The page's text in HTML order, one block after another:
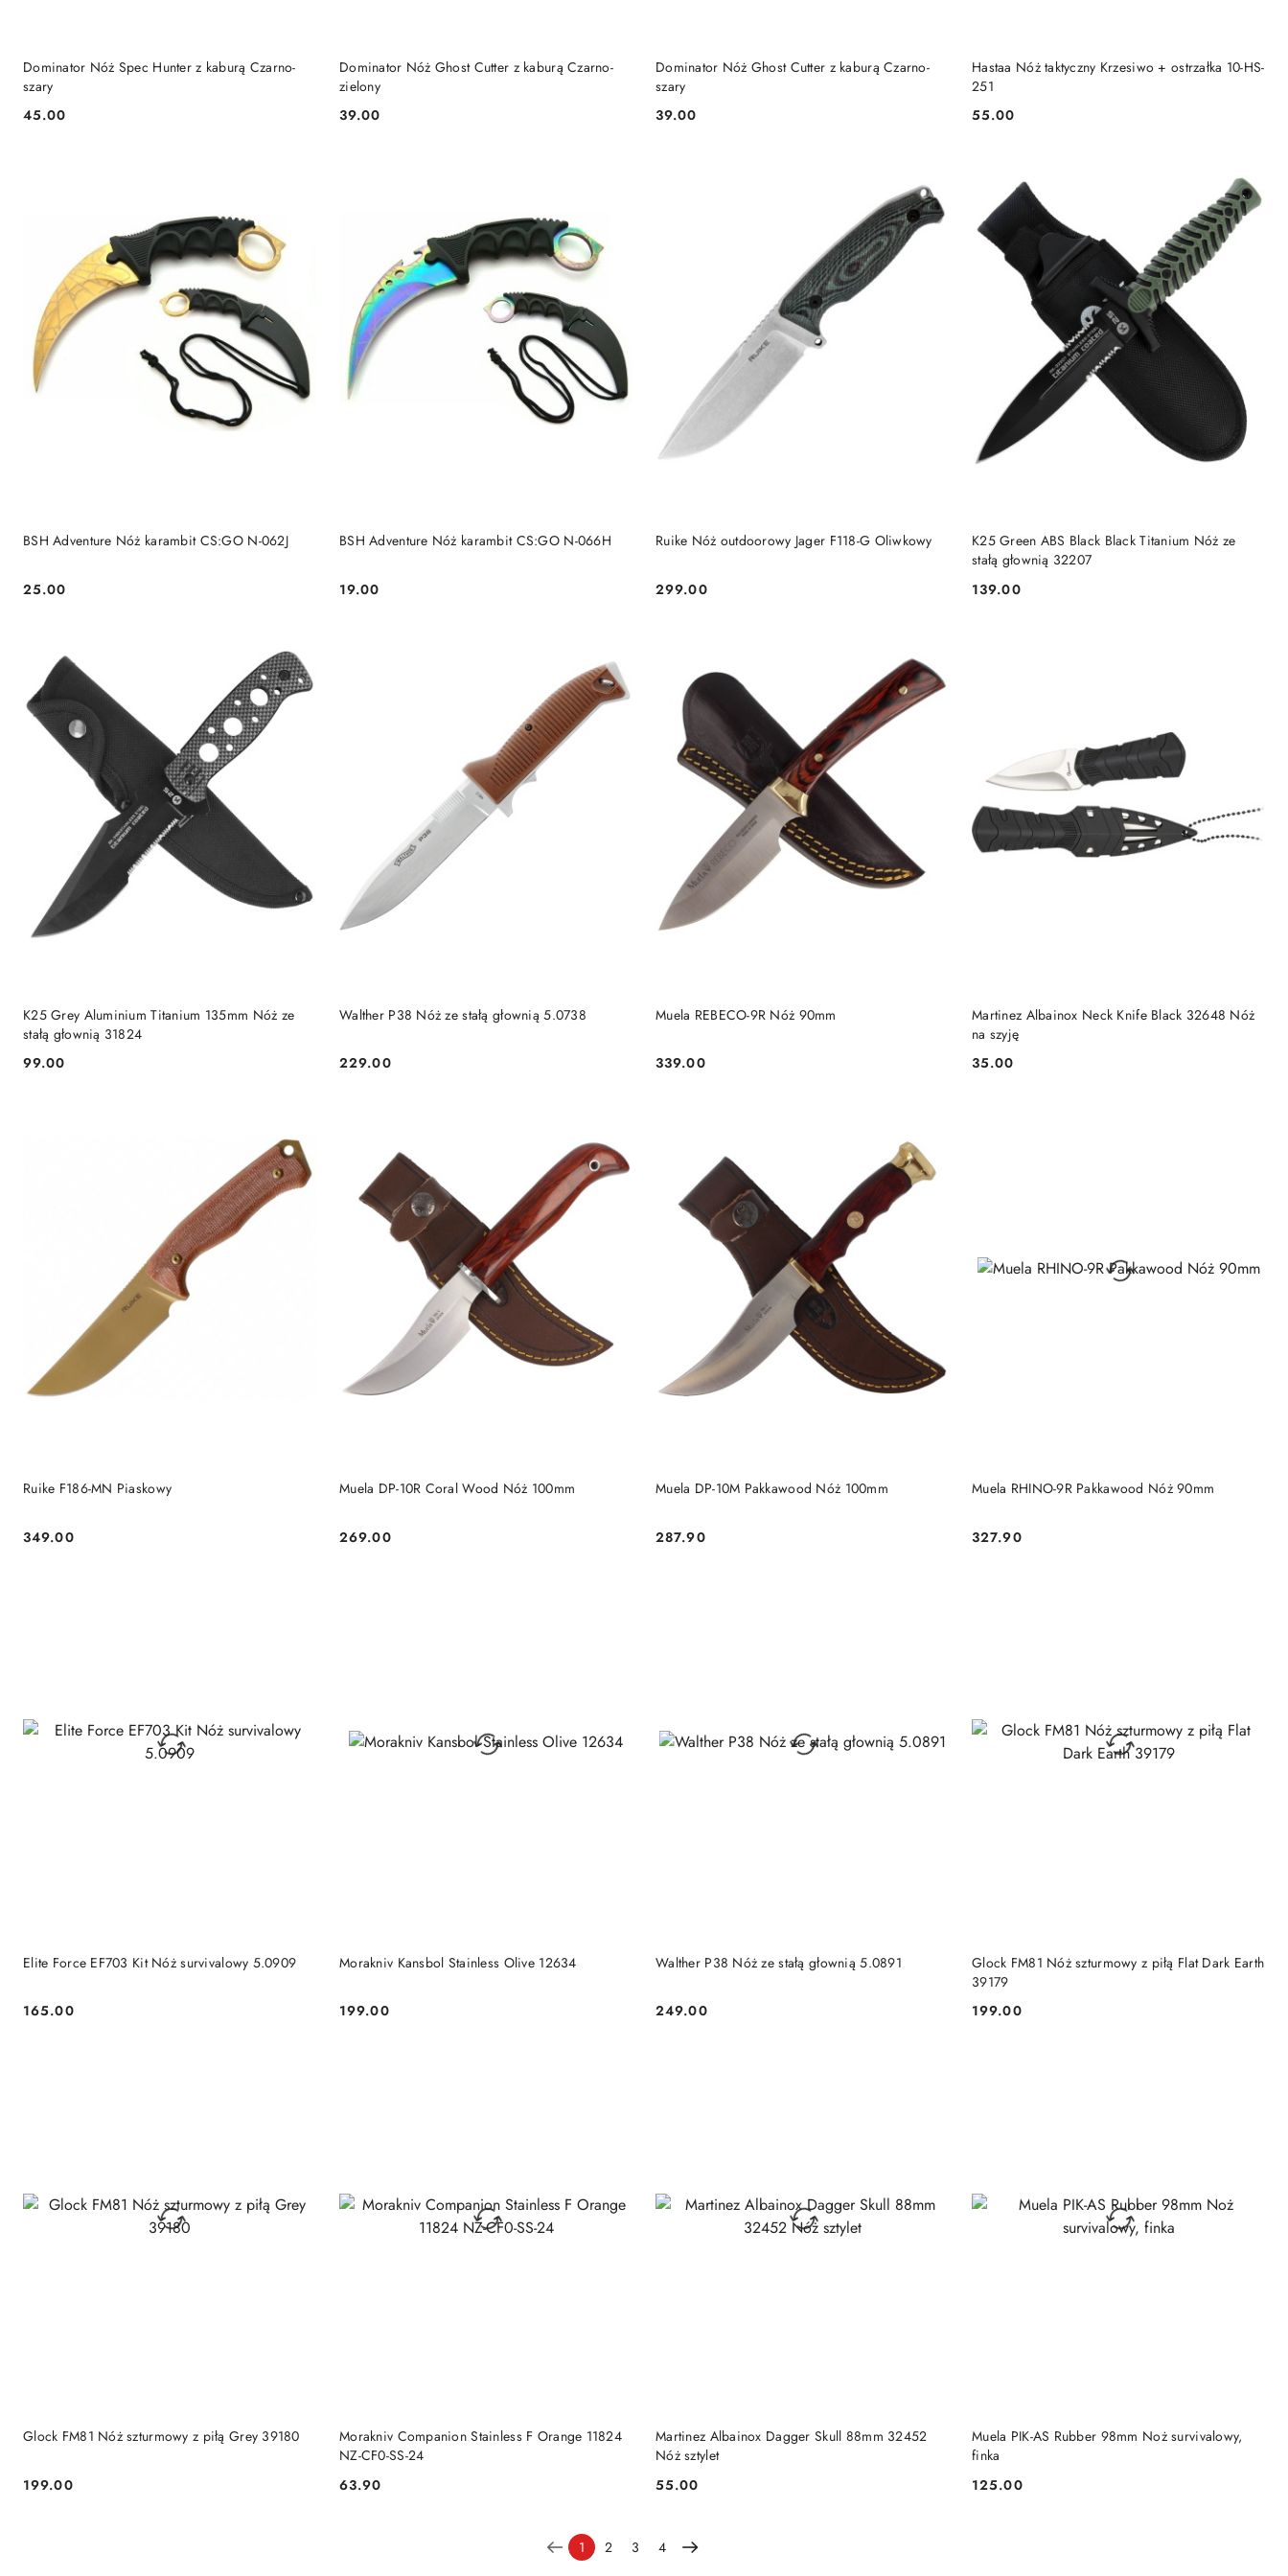
Dominator Nóż Spec Hunter z kaburą Czarno-
szary
Cena:
45.00
DO KOSZYKA
Dominator Nóż Ghost Cutter z kaburą Czarno-
zielony
Cena:
39.00
DO KOSZYKA
Dominator Nóż Ghost Cutter z kaburą Czarno-
szary
Cena:
39.00
DO KOSZYKA
Hastaa Nóż taktyczny Krzesiwo + ostrzałka 10-HS-
251
Cena:
55.00
DO KOSZYKA
BSH Adventure Nóż karambit CS:GO N-062J
Cena:
25.00
DO KOSZYKA BSH Adventure Nóż karambit CS:GO N-066H
Cena:
19.00
DO KOSZYKA Ruike Nóż outdoorowy Jager F118-G Oliwkowy
Cena:
299.00
DO KOSZYKA
K25 Green ABS Black Black Titanium Nóż ze
stałą głownią 32207
Cena:
139.00
DO KOSZYKA
K25 Grey Aluminium Titanium 135mm Nóż ze
stałą głownią 31824
Cena:
99.00
DO KOSZYKA Walther P38 Nóż ze stałą głownią 5.0738
Cena:
229.00
DO KOSZYKA Muela REBECO-9R Nóż 90mm
Cena:
339.00
DO KOSZYKA
Martinez Albainox Neck Knife Black 32648 Nóż
na szyję
Cena:
35.00
DO KOSZYKA
Ruike F186-MN Piaskowy
Cena:
349.00
DO KOSZYKA Muela DP-10R Coral Wood Nóż 100mm
Cena:
269.00
DO KOSZYKA Muela DP-10M Pakkawood Nóż 100mm
Cena:
287.90
DO KOSZYKA Muela RHINO-9R Pakkawood Nóż 90mm
Cena:
327.90
DO KOSZYKA
Elite Force EF703 Kit Nóż survivalowy 5.0909
Cena:
165.00
DO KOSZYKA Morakniv Kansbol Stainless Olive 12634
Cena:
199.00
DO KOSZYKA Walther P38 Nóż ze stałą głownią 5.0891
Cena:
249.00
DO KOSZYKA
Glock FM81 Nóż szturmowy z piłą Flat Dark Earth
39179
Cena:
199.00
DO KOSZYKA
Glock FM81 Nóż szturmowy z piłą Grey 39180
Cena:
199.00
DO KOSZYKA
Morakniv Companion Stainless F Orange 11824
NZ-CF0-SS-24
Cena:
63.90
DO KOSZYKA
Martinez Albainox Dagger Skull 88mm 32452
Nóż sztylet
Cena:
55.00
DO KOSZYKA
Muela PIK-AS Rubber 98mm Noż survivalowy,
finka
Cena:
125.00
DO KOSZYKA
1 2 3 4